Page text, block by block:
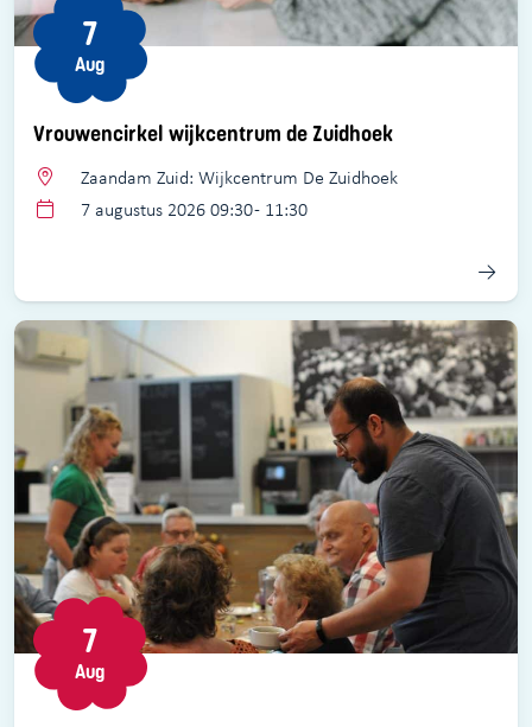
Vrouwencirkel wijkcentrum de Zuidhoek
7
Aug
Zaandam Zuid: Wijkcentrum De Zuidhoek
7 augustus 2026 09:30 - 11:30
7
Aug